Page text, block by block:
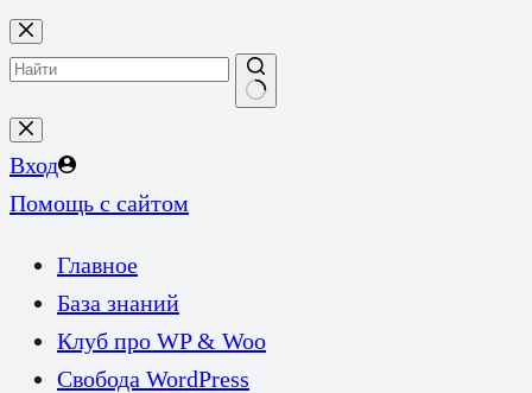
Перейти
к
Ничего
не
найдено
Вход
Помощь с сайтом
Главное
База знаний
Клуб про WP & Woo
Свобода WordPress